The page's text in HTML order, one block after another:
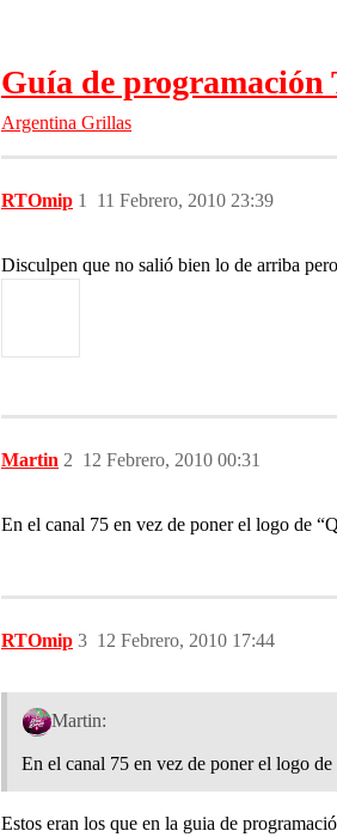
Guía de
Argentina Grillas
RTOmip 11 Febrero, 2010 23:39
1
Disculpen que no salió bien lo de arriba
Martin 12 Febrero, 2010 00:31
2
En el canal 75 en vez de poner el logo de
RTOmip 12 Febrero, 2010 17:44
3
Martin:
En el canal 75 en vez de poner el logo
Estos eran los que en la guia de